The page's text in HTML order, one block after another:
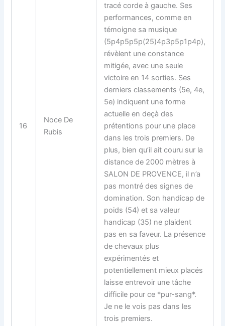
16
Noce De
Rubis
tracé corde à gauche. Ses
performances, comme en
témoigne sa musique
(5p4p5p5p(25)4p3p5p1p4p),
révèlent une constance
mitigée, avec une seule
victoire en 14 sorties. Ses
derniers classements (5e, 4e,
5e) indiquent une forme
actuelle en deçà des
prétentions pour une place
dans les trois premiers. De
plus, bien qu’il ait couru sur la
distance de 2000 mètres à
SALON DE PROVENCE, il n’a
pas montré des signes de
domination. Son handicap de
poids (54) et sa valeur
handicap (35) ne plaident
pas en sa faveur. La présence
de chevaux plus
expérimentés et
potentiellement mieux placés
laisse entrevoir une tâche
difficile pour ce *pur-sang*.
Je ne le vois pas dans les
trois premiers.